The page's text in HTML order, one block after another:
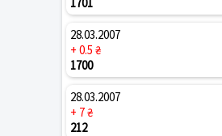
28.03.2007
+ 0.5 ₴
1700
28.03.2007
+ 7 ₴
212